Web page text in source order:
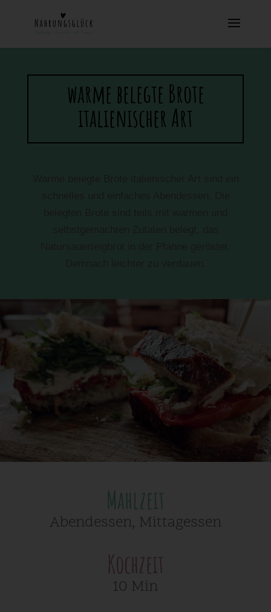
warme belegte Brote
italienischer Art
Mahlzeit
Abendessen, Mittagessen
Kochzeit
10 Min